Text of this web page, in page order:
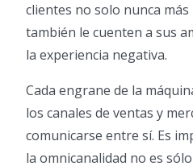
clientes no solo nunca
también le cuenten a sus
la experiencia negativa.
Cada engrane de la
los canales de ventas y
comunicarse entre sí. Es
la omnicanalidad no es